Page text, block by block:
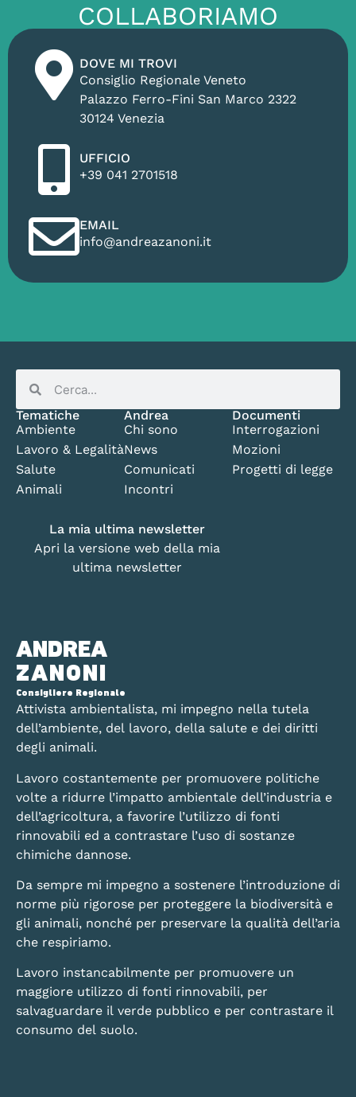
COLLABORIAMO
DOVE MI TROVI
Consiglio Regionale Veneto
Palazzo Ferro-Fini San Marco 2322
30124 Venezia
UFFICIO
+39 041 2701518
EMAIL
info@andreazanoni.it
ANDREA
ZANONI
Consigliere Regionale
Attivista ambientalista, mi impegno nella tutela
dell’ambiente, del lavoro, della salute e dei diritti
degli animali.
Lavoro costantemente per promuovere politiche
volte a ridurre l’impatto ambientale dell’industria e
dell’agricoltura, a favorire l’utilizzo di fonti
rinnovabili ed a contrastare l’uso di sostanze
chimiche dannose.
Da sempre mi impegno a sostenere l’introduzione di
norme più rigorose per proteggere la biodiversità e
gli animali, nonché per preservare la qualità dell’aria
che respiriamo.
Lavoro instancabilmente per promuovere un
maggiore utilizzo di fonti rinnovabili, per
salvaguardare il verde pubblico e per contrastare il
consumo del suolo.
Tematiche
Ambiente
Lavoro & Legalità
Salute
Animali
Andrea
Chi sono
News
Comunicati
Incontri
Documenti
Interrogazioni
Mozioni
Progetti di legge
La mia ultima newsletter
Apri la versione web della mia
ultima newsletter